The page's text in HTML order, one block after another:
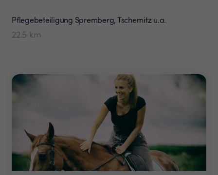
Pflegebeteiligung Spremberg, Tschernitz u.a.
22.5 km